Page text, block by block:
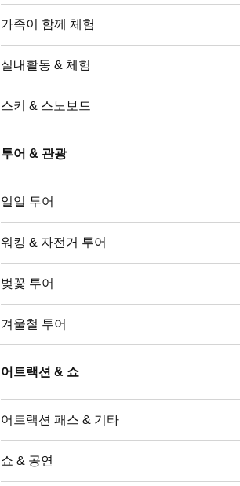
가족이 함께 체험
실내활동 & 체험
스키 & 스노보드
투어 & 관광
일일 투어
워킹 & 자전거 투어
벚꽃 투어
겨울철 투어
어트랙션 & 쇼
어트랙션 패스 & 기타
쇼 & 공연